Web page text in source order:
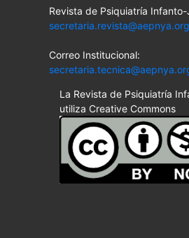
Revista de Psiquiatría
secretaria.revista@aepnya.org
Correo Institucional:
La Revista de Psiquiatría
utiliza Creative Commons